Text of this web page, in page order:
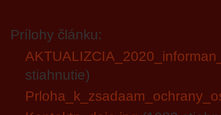
Prílohy článku:
stiahnutie)